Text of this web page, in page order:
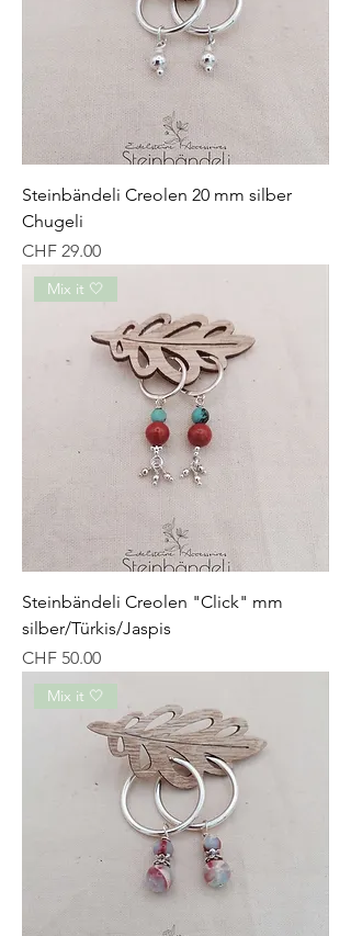
Steinbändeli Creolen 20 mm silber
Chugeli
Preis
CHF 29.00
Mix it 🤍
Steinbändeli Creolen "Click" mm
silber/Türkis/Jaspis
Preis
CHF 50.00
Mix it 🤍